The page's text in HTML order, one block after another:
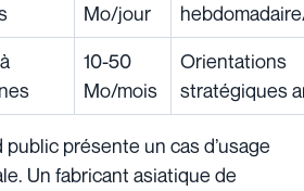
Mo/jour
10-50
Mo/mois
Orientations
stratégiques
public présente un cas d’usage
Un fabricant asiatique de